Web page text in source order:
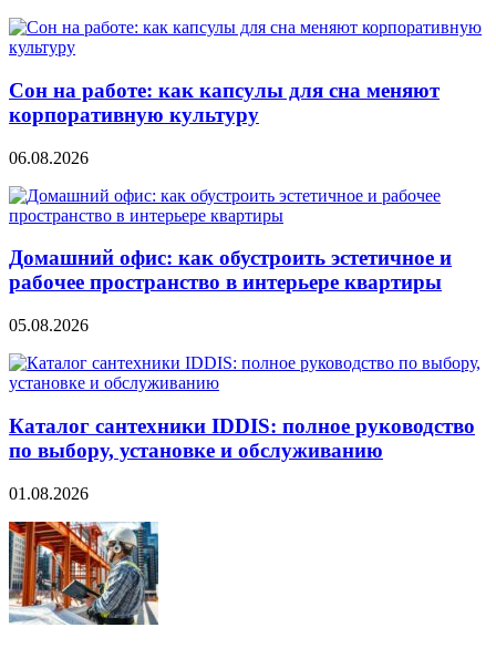
Сон на работе: как капсулы для сна меняют
корпоративную культуру
06.08.2026
Домашний офис: как обустроить эстетичное и
рабочее пространство в интерьере квартиры
05.08.2026
Каталог сантехники IDDIS: полное руководство
по выбору, установке и обслуживанию
01.08.2026